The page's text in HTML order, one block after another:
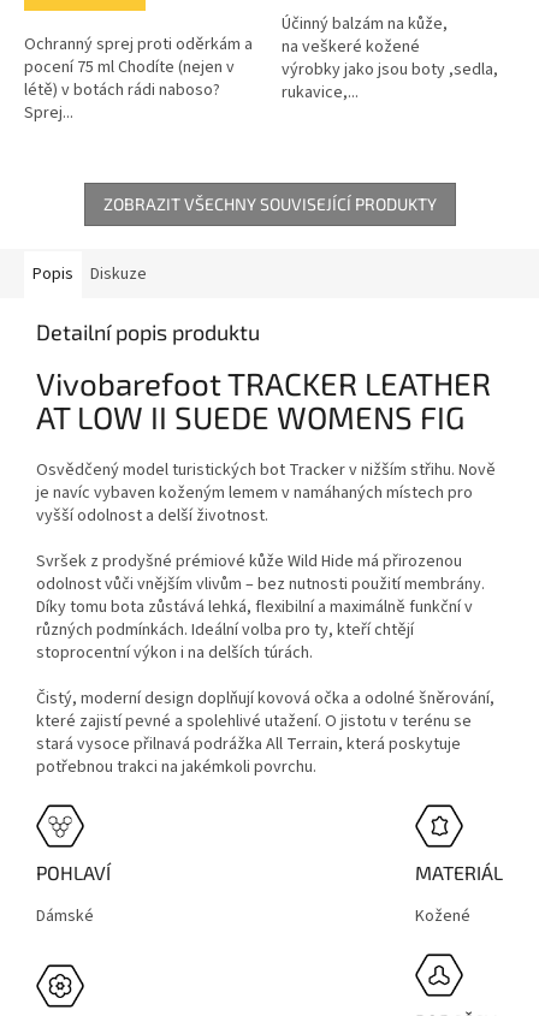
Ochranný sprej proti oděrkám a
pocení 75 ml Chodíte (nejen v
létě) v botách rádi naboso?
Sprej...
hvězdiček.
Účinný balzám na kůže,
na veškeré kožené
výrobky jako jsou boty ,sedla,
rukavice,...
ZOBRAZIT VŠECHNY SOUVISEJÍCÍ PRODUKTY
Popis Diskuze
Detailní popis produktu
Vivobarefoot TRACKER LEATHER
AT LOW II SUEDE WOMENS FIG
Osvědčený model turistických bot Tracker v nižším střihu. Nově
je navíc vybaven koženým lemem v namáhaných místech pro
vyšší odolnost a delší životnost.
Svršek z prodyšné prémiové kůže Wild Hide má přirozenou
odolnost vůči vnějším vlivům – bez nutnosti použití membrány.
Díky tomu bota zůstává lehká, flexibilní a maximálně funkční v
různých podmínkách. Ideální volba pro ty, kteří chtějí
stoprocentní výkon i na delších túrách.
Čistý, moderní design doplňují kovová očka a odolné šněrování,
které zajistí pevné a spolehlivé utažení. O jistotu v terénu se
stará vysoce přilnavá podrážka All Terrain, která poskytuje
potřebnou trakci na jakémkoli povrchu.
POHLAVÍ
Dámské
MATERIÁL
Kožené